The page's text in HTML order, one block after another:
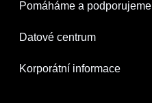
Pomáháme a podporujeme
Datové centrum
Korporátní informace